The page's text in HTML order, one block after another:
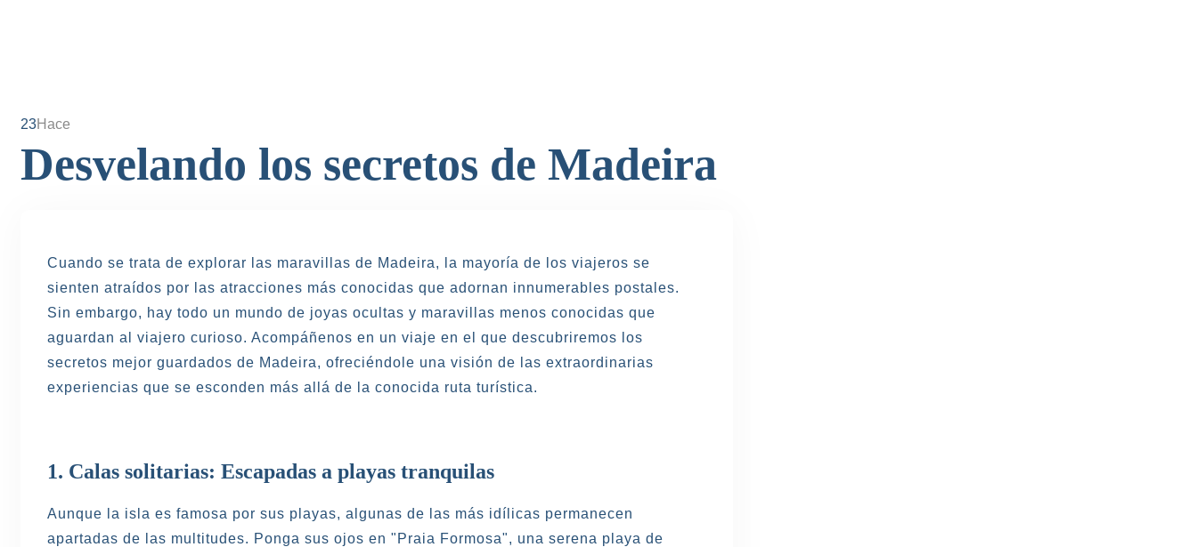
23Hace
Desvelando los secretos de Madeira
Cuando se trata de explorar las maravillas de Madeira, la mayoría de los viajeros se
sienten atraídos por las atracciones más conocidas que adornan innumerables postales.
Sin embargo, hay todo un mundo de joyas ocultas y maravillas menos conocidas que
aguardan al viajero curioso. Acompáñenos en un viaje en el que descubriremos los
secretos mejor guardados de Madeira, ofreciéndole una visión de las extraordinarias
experiencias que se esconden más allá de la conocida ruta turística.
1. Calas solitarias: Escapadas a playas tranquilas
Aunque la isla es famosa por sus playas, algunas de las más idílicas permanecen
apartadas de las multitudes. Ponga sus ojos en "Praia Formosa", una serena playa de